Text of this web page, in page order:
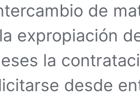
de
expropiación
la
desde